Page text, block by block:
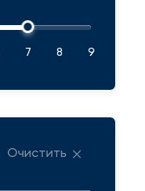
7 8 9
Очистить